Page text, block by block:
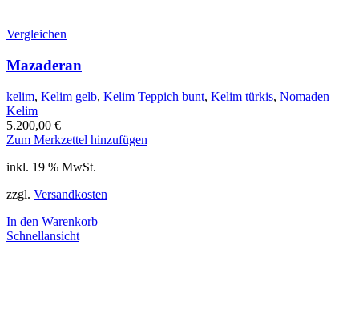
Vergleichen
Mazaderan
kelim, Kelim gelb, Kelim Teppich bunt, Kelim türkis, Nomaden
Kelim
5.200,00 €
Zum Merkzettel hinzufügen
inkl. 19 % MwSt.
zzgl. Versandkosten
In den Warenkorb
Schnellansicht